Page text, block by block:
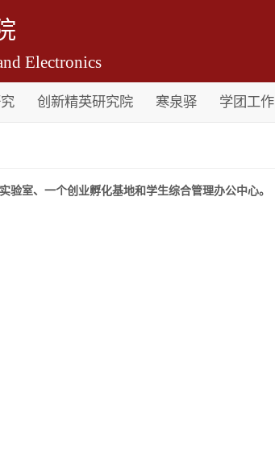
Electronics
创新精英研究院 寒泉驿 学团工作
验室、一个创业孵化基地和学生综合管理办公中心。